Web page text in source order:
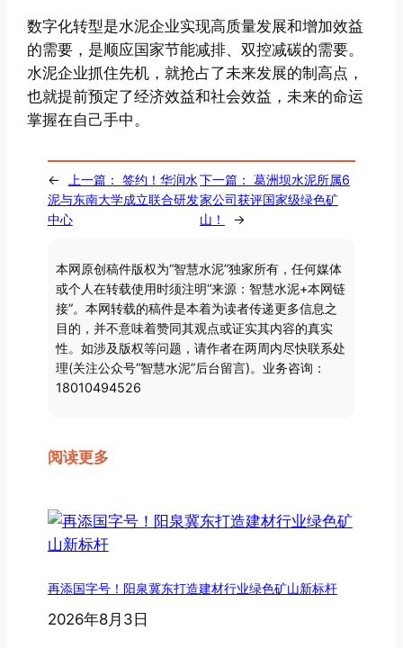
数字化转型是水泥企业实现高质量发展和增加效益
的需要，是顺应国家节能减排、双控减碳的需要。
水泥企业抓住先机，就抢占了未来发展的制高点，
也就提前预定了经济效益和社会效益，未来的命运
掌握在自己手中。
← 上一篇： 签约！华润水
泥与东南大学成立联合研发
中心
下一篇： 葛洲坝水泥所属6
家公司获评国家级绿色矿
山！
→
本网原创稿件版权为“智慧水泥”独家所有，任何媒体
或个人在转载使用时须注明“来源：智慧水泥+本网链
接”。本网转载的稿件是本着为读者传递更多信息之
目的，并不意味着赞同其观点或证实其内容的真实
性。如涉及版权等问题，请作者在两周内尽快联系处
理(关注公众号“智慧水泥”后台留言)。业务咨询：
18010494526
阅读更多
再添国字号！阳泉冀东打造建材行业绿色矿山新标杆
2026年8月3日